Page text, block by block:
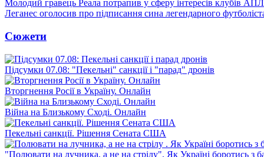
Молодий гравець Реала потрапив у сферу інтересів клубів АПЛ
Леганес оголосив про підписання сина легендарного
Сюжети
Підсумки 07.08: "Пекельні" санкції і "парад" дронів
Вторгнення Росії в Україну. Онлайн
Війна на Близькому Сході. Онлайн
Пекельні санкції. Рішення Сената США
"Полювати на лучника, а не на стрілу". Як Україні боротись з